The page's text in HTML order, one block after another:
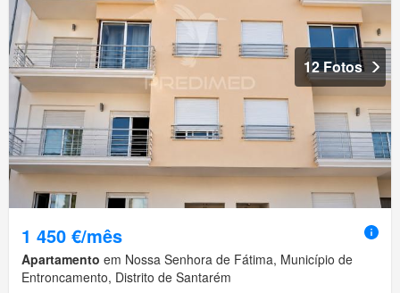
12 Fotos
1 450 €/mês
Apartamento em Nossa Senhora de Fátima, Município de
Entroncamento, Distrito de Santarém